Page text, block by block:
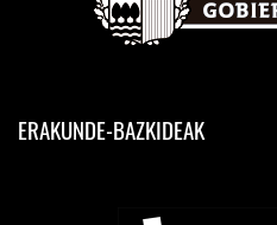
ERAKUNDE-BAZKIDEAK